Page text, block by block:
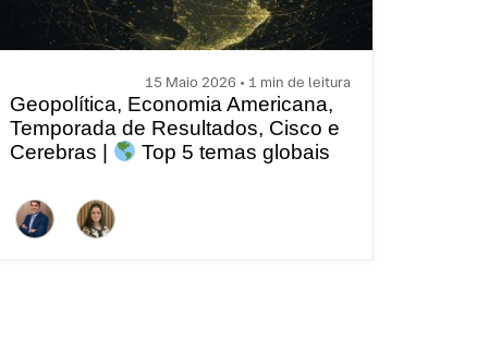
15 Maio 2026 • 1 min de leitura
Geopolítica, Economia Americana,
Temporada de Resultados, Cisco e
Cerebras |
Top 5 temas globais